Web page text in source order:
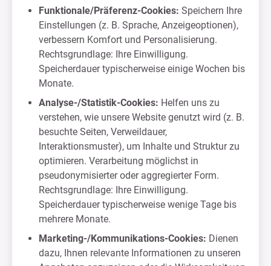
Funktionale/Präferenz-Cookies: Speichern Ihre
Einstellungen (z. B. Sprache, Anzeigeoptionen),
verbessern Komfort und Personalisierung.
Rechtsgrundlage: Ihre Einwilligung.
Speicherdauer typischerweise einige Wochen bis
Monate.
Analyse-/Statistik-Cookies: Helfen uns zu
verstehen, wie unsere Website genutzt wird (z. B.
besuchte Seiten, Verweildauer,
Interaktionsmuster), um Inhalte und Struktur zu
optimieren. Verarbeitung möglichst in
pseudonymisierter oder aggregierter Form.
Rechtsgrundlage: Ihre Einwilligung.
Speicherdauer typischerweise wenige Tage bis
mehrere Monate.
Marketing-/Kommunikations-Cookies: Dienen
dazu, Ihnen relevante Informationen zu unseren